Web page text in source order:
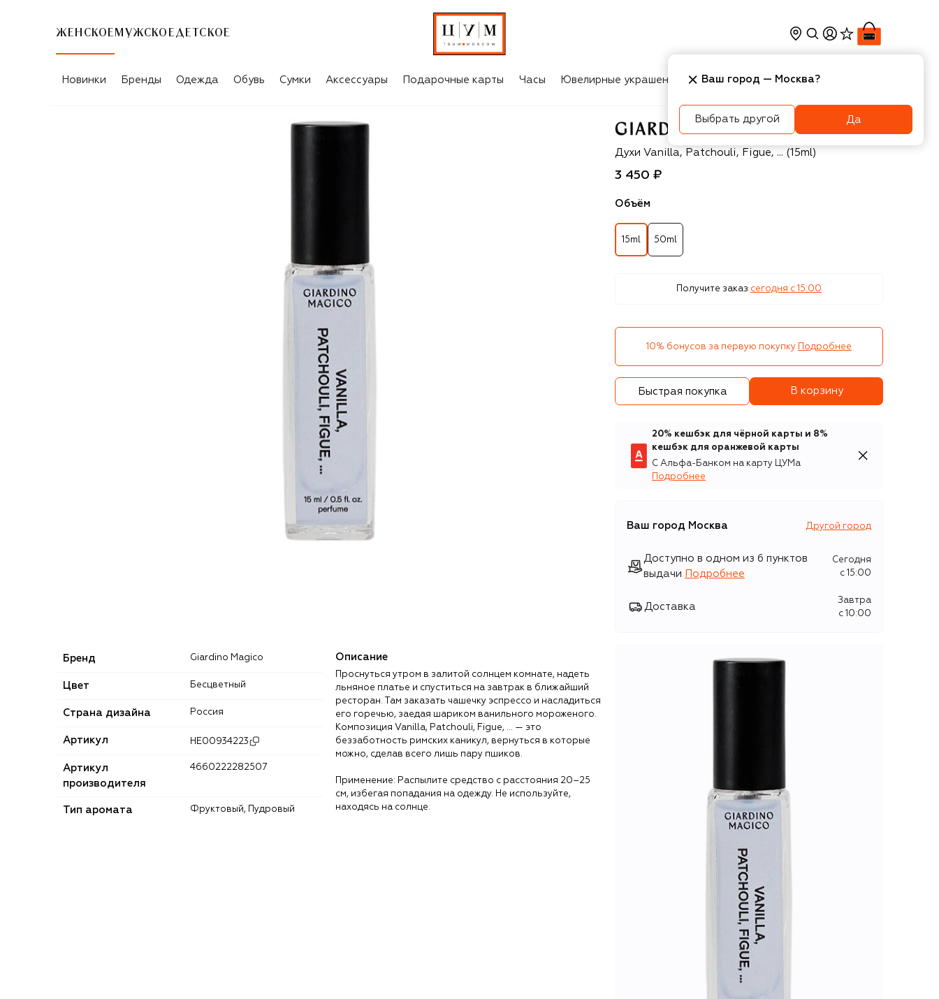
ЖЕНСКОЕ МУЖСКОЕ ДЕТСКОЕ
Новинки Бренды Одежда Обувь Сумки Аксессуары Подарочные карты Часы Ювелирные украшения Косметика Интерьер
Giardino Magico
Духи Vanilla, Patchouli, Figue, ... (15ml)
3 450 ₽
Объём
15ml 50ml
Получите заказ сегодня c 15:00
10% бонусов за первую покупку Подробнее
Быстрая покупка В корзину
20% кешбэк для чёрной карты и 8%
кешбэк для оранжевой карты
С Альфа-Банком на карту ЦУМа
Подробнее
Ваш город Москва Другой город
Доступно в одном из 6 пунктов
выдачи
Подробнее
Сегодня
c 15:00
Доставка
Завтра
c 10:00
Бренд Giardino Magico
Цвет Бесцветный
Страна дизайна Россия
Артикул HE00934223
Артикул
производителя
4660222282507
Тип аромата Фруктовый, Пудровый
Описание
Проснуться утром в залитой солнцем комнате, надеть
льняное платье и спуститься на завтрак в ближайший
ресторан. Там заказать чашечку эспрессо и насладиться
его горечью, заедая шариком ванильного мороженого.
Композиция Vanilla, Patchouli, Figue, ... — это
беззаботность римских каникул, вернуться в которые
можно, сделав всего лишь пару пшиков.
Применение: Распылите средство с расстояния 20–25
см, избегая попадания на одежду. Не используйте,
находясь на солнце.
Ваш город — Москва?
Выбрать другой Да